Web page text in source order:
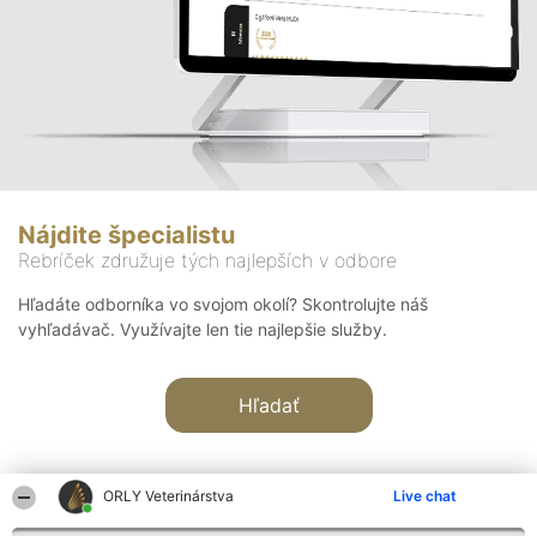
ORLY Veterinárstva Live chat
Nájdite špecialistu
Rebríček združuje tých najlepších v odbore
Hľadáte odborníka vo svojom okolí? Skontrolujte náš
vyhľadávač. Využívajte len tie najlepšie služby.
Hľadať